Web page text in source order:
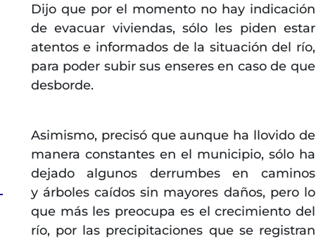
Dijo que por el momento no hay indicación
de evacuar viviendas, sólo les piden estar
atentos e informados de la situación del río,
para poder subir sus enseres en caso de que
desborde.
Asimismo, precisó que aunque ha llovido de
manera constantes en el municipio, sólo ha
dejado algunos derrumbes en caminos
y árboles caídos sin mayores daños, pero lo
que más les preocupa es el crecimiento del
río, por las precipitaciones que se registran